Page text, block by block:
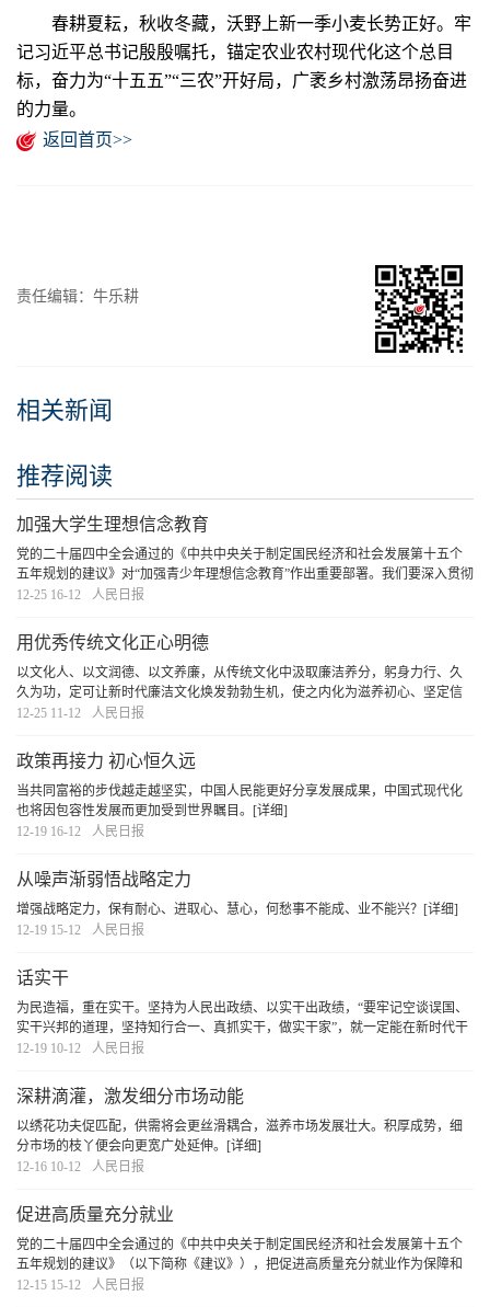
春耕夏耘，秋收冬藏，沃野上新一季小麦长势正好。牢
记习近平总书记殷殷嘱托，锚定农业农村现代化这个总目
标，奋力为“十五五”“三农”开好局，广袤乡村激荡昂扬奋进
的力量。
返回首页>>
责任编辑：牛乐耕
相关新闻
推荐阅读
加强大学生理想信念教育
党的二十届四中全会通过的《中共中央关于制定国民经济和社会发展第十五个
五年规划的建议》对“加强青少年理想信念教育”作出重要部署。我们要深入贯彻
落实习近平总书记关于青年工作的重要论述和党中央决策部署，加强青年理想
12-25 16-12 人民日报
用优秀传统文化正心明德
以文化人、以文润德、以文养廉，从传统文化中汲取廉洁养分，躬身力行、久
久为功，定可让新时代廉洁文化焕发勃勃生机，使之内化为滋养初心、坚定信
念、涵养道德的思想自觉和行动自觉。
12-25 11-12 人民日报
政策再接力 初心恒久远
当共同富裕的步伐越走越坚实，中国人民能更好分享发展成果，中国式现代化
也将因包容性发展而更加受到世界瞩目。 [详细]
12-19 16-12
人民日报
从噪声渐弱悟战略定力
增强战略定力，保有耐心、进取心、慧心，何愁事不能成、业不能兴？ [详细]
12-19 15-12
人民日报
话实干
为民造福，重在实干。坚持为人民出政绩、以实干出政绩，“要牢记空谈误国、
实干兴邦的道理，坚持知行合一、真抓实干，做实干家”，就一定能在新时代干
出一番事业，实现中华民族伟大复兴。
12-19 10-12 人民日报
深耕滴灌，激发细分市场动能
以绣花功夫促匹配，供需将会更丝滑耦合，滋养市场发展壮大。积厚成势，细
分市场的枝丫便会向更宽广处延伸。 [详细]
12-16 10-12
人民日报
促进高质量充分就业
党的二十届四中全会通过的《中共中央关于制定国民经济和社会发展第十五个
五年规划的建议》（以下简称《建议》），把促进高质量充分就业作为保障和
改善民生的重要内容，提出新要求、作出新部署。这是以习近平同志为核心的
12-15 15-12 人民日报